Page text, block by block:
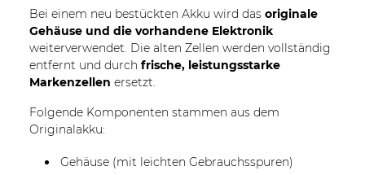
Bei einem neu bestückten Akku wird das originale
Gehäuse und die vorhandene Elektronik
weiterverwendet. Die alten Zellen werden vollständig
entfernt und durch frische, leistungsstarke
Markenzellen ersetzt.
Folgende Komponenten stammen aus dem
Originalakku:
Gehäuse (mit leichten Gebrauchsspuren)